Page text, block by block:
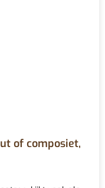
of composiet,